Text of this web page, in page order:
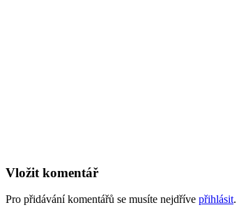
Vložit komentář
Pro přidávání komentářů se musíte nejdříve přihlásit.